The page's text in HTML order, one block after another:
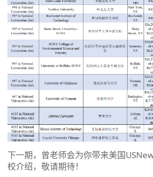
下一期，曾老师会为你带来美国
校介绍，敬请期待！